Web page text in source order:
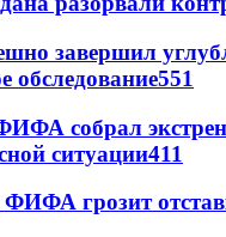
завершил
обследование551
собрал
ситуации411
ФИФА грозит